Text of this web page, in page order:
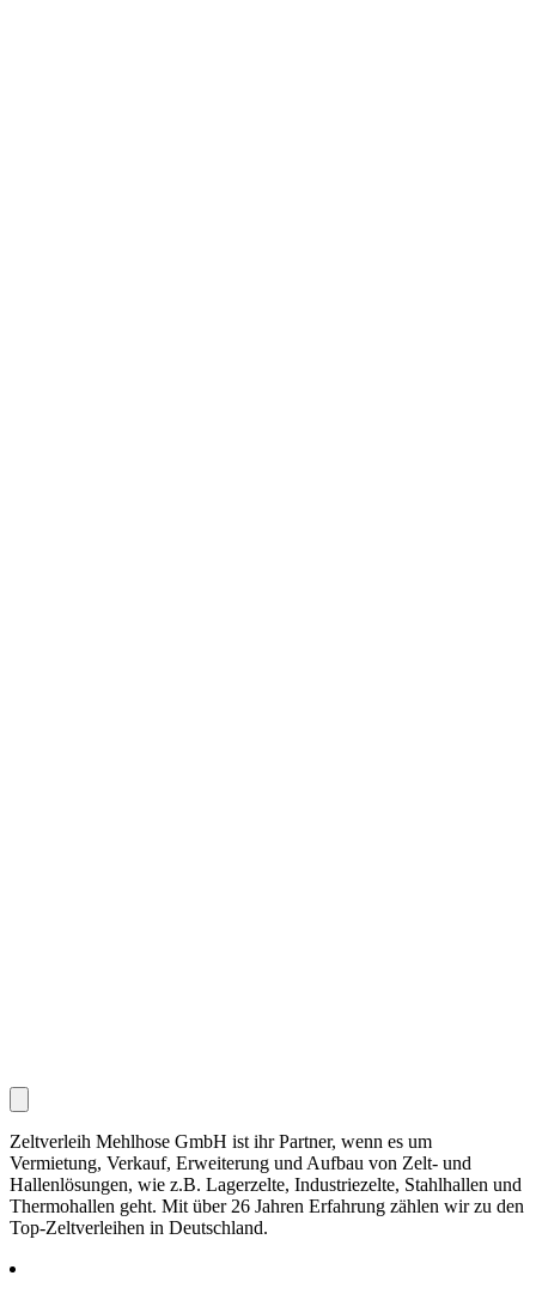
Zeltverleih Mehlhose GmbH ist ihr Partner, wenn es um
Vermietung, Verkauf, Erweiterung und Aufbau von Zelt- und
Hallenlösungen, wie z.B. Lagerzelte, Industriezelte, Stahlhallen und
Thermohallen geht. Mit über 26 Jahren Erfahrung zählen wir zu den
Top-Zeltverleihen in Deutschland.